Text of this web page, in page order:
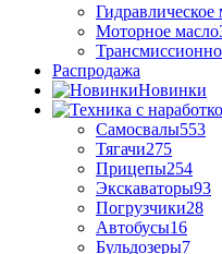
Гидравлическое
Моторное масло
Распродажа
Новинки
Самосвалы553
Тягачи275
Прицепы254
Экскаваторы93
Погрузчики28
Автобусы16
Бульдозеры7